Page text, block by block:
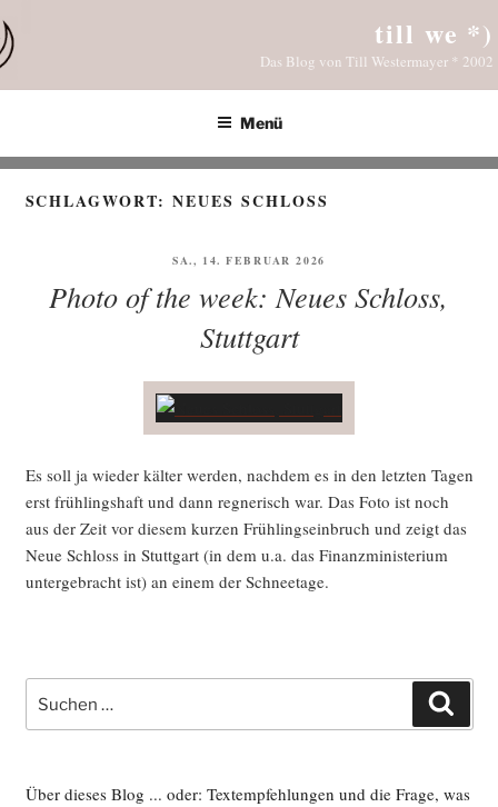
Inhalt
springen
till we *)
Das Blog von Till Westermayer * 2002
Menü
SCHLAGWORT:NEUES SCHLOSS
VERÖFFENTLICHT
SA., 14. FEBRUAR 2026
Photo of the week: Neues Schloss,
Stuttgart
Es soll ja wie­der käl­ter wer­den, nach­dem es in den letz­ten Tagen
erst früh­lings­haft und dann reg­ne­risch war. Das Foto ist noch
aus der Zeit vor die­sem kur­zen Früh­lings­ein­bruch und zeigt das
Neue Schloss in Stutt­gart (in dem u.a. das Finanz­mi­nis­te­ri­um
unter­ge­bracht ist) an einem der Schneetage.
nach:
Über dieses Blog ... oder: Textempfehlungen und die Frage, was